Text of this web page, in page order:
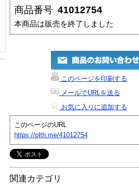
商品番号 41012754
本商品は販売を終了しました
このページを印刷する
メールでURLを送る
お気に入りに追加する
このページのURL
https://plth.me/41012754
関連カテゴリ